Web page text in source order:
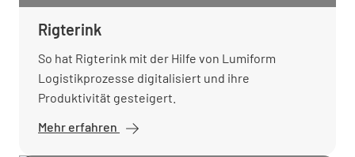
Rigterink
So hat Rigterink mit der Hilfe von Lumiform
Logistikprozesse digitalisiert und ihre
Produktivität gesteigert.
Mehr erfahren